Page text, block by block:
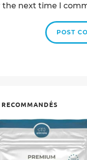
the next time I